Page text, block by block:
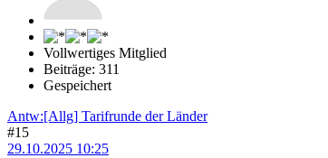
Vollwertiges Mitglied
Beiträge: 311
Gespeichert
Antw:[Allg] Tarifrunde der Länder
#15
29.10.2025 10:25